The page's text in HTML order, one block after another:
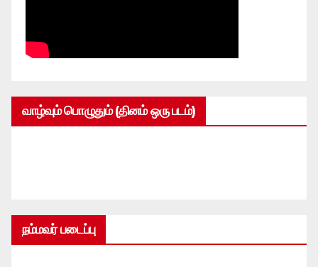
வாழ்வும் பொழுதும் (தினம் ஒரு படம்)
நம்மவர் படைப்பு